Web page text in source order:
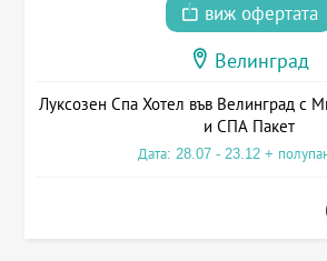
виж офертата
Велинград
Луксозен Спа Хотел във Велинград с
и СПА Пакет
Дата: 28.07 - 23.12 +